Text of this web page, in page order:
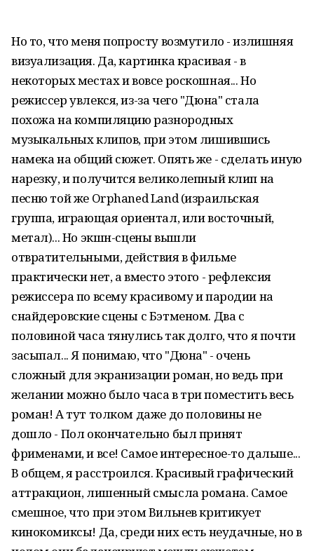
Но то, что меня попросту возмутило - излишняя
визуализация. Да, картинка красивая - в
некоторых местах и вовсе роскошная... Но
режиссер увлекся, из-за чего "Дюна" стала
похожа на компиляцию разнородных
музыкальных клипов, при этом лишившись
намека на общий сюжет. Опять же - сделать иную
нарезку, и получится великолепный клип на
песню той же Orphaned Land (израильская
группа, играющая ориентал, или восточный,
метал)... Но экшн-сцены вышли
отвратительными, действия в фильме
практически нет, а вместо этого - рефлексия
режиссера по всему красивому и пародии на
снайдеровские сцены с Бэтменом. Два с
половиной часа тянулись так долго, что я почти
засыпал... Я понимаю, что "Дюна" - очень
сложный для экранизации роман, но ведь при
желании можно было часа в три поместить весь
роман! А тут толком даже до половины не
дошло - Пол окончательно был принят
фрименами, и все! Самое интересное-то дальше...
В общем, я расстроился. Красивый графический
аттракцион, лишенный смысла романа. Самое
смешное, что при этом Вильнев критикует
кинокомиксы! Да, среди них есть неудачные, но в